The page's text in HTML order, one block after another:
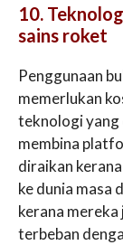
10.
sains roket
Penggunaan
memerlukan
teknologi yang
membina
diraikan
ke dunia masa
kerana
terbeban